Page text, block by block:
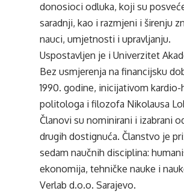
donosioci odluka, koji su
saradnji, kao i razmjeni i širenju
nauci, umjetnosti i upravljanju.
Uspostavljen je i Univerzitet
Bez usmjerenja na financijsku
1990. godine, inicijativom kardio-
politologa i filozofa Nikolausa
Članovi su nominirani i izabrani
drugih dostignuća. Članstvo je
sedam naučnih disciplina:
ekonomija, tehničke nauke i
Verlab d.o.o. Sarajevo.